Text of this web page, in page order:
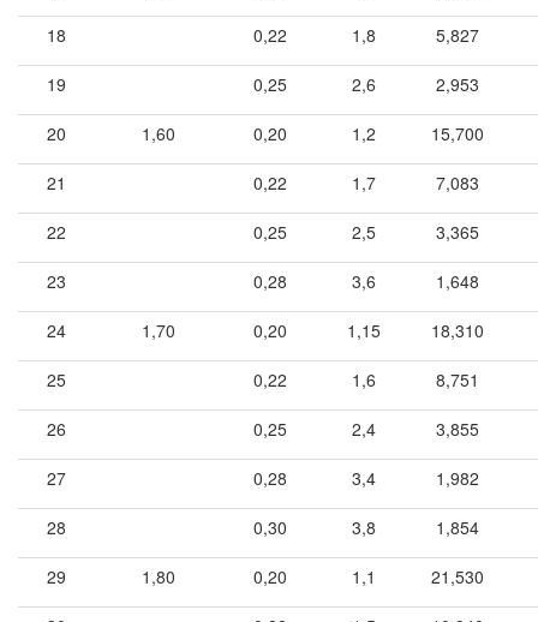
18 0,22 1,8 5,827
19 0,25 2,6 2,953
20 1,60 0,20 1,2 15,700
21 0,22 1,7 7,083
22 0,25 2,5 3,365
23 0,28 3,6 1,648
24 1,70 0,20 1,15 18,310
25 0,22 1,6 8,751
26 0,25 2,4 3,855
27 0,28 3,4 1,982
28 0,30 3,8 1,854
29 1,80 0,20 1,1 21,530